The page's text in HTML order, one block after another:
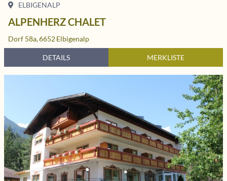
ELBIGENALP
ALPENHERZ CHALET
Dorf 58a,6652Elbigenalp
DETAILS MERKLISTE